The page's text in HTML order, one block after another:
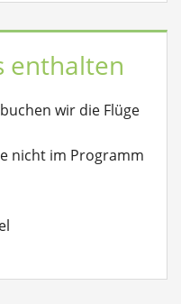
enthalten
wir die Flüge
nicht im Programm